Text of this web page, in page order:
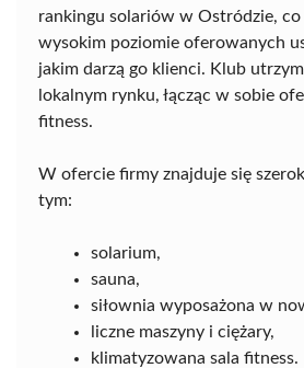
rankingu solariów w Ostródzie,
wysokim poziomie oferowanych
jakim darzą go klienci. Klub
lokalnym rynku, łącząc w sobie
fitness.
W ofercie firmy znajduje się
tym:
solarium,
sauna,
siłownia wyposażona w
liczne maszyny i ciężary,
klimatyzowana sala fitness.